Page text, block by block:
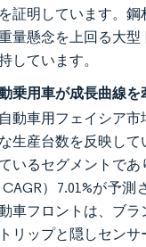
証明しています。鋼
量懸念を上回る大
しています。
乗用車が成長曲線を
動車用フェイシア市
生産台数を反映して
いるセグメントであ
）7.01%が予測
車フロントは、ブ
リップと隠しセンサ